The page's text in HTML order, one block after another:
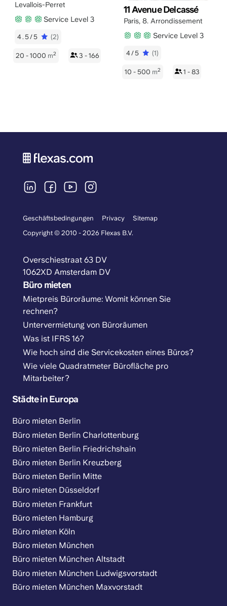
Levallois-Perret
Service Level 3
4.5/5 (2)
20 - 1000 m2 3 - 166
11 Avenue Delcassé
Paris, 8. Arrondissement
Service Level 3
4/5 (1)
10 - 500 m2 1 - 83
Geschäftsbedingungen Privacy
Sitemap
Copyright © 2010 - 2026 Flexas B.V.
Overschiestraat 63 DV
1062XD Amsterdam DV
Büro mieten
Mietpreis Büroräume: Womit können Sie
rechnen?
Untervermietung von Büroräumen
Was ist IFRS 16?
Wie hoch sind die Servicekosten eines Büros?
Wie viele Quadratmeter Bürofläche pro
Mitarbeiter?
Städte in Europa
Büro mieten Berlin
Büro mieten Berlin Charlottenburg
Büro mieten Berlin Friedrichshain
Büro mieten Berlin Kreuzberg
Büro mieten Berlin Mitte
Büro mieten Düsseldorf
Büro mieten Frankfurt
Büro mieten Hamburg
Büro mieten Köln
Büro mieten München
Büro mieten München Altstadt
Büro mieten München Ludwigsvorstadt
Büro mieten München Maxvorstadt